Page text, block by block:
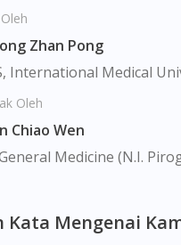
Macpherson,
Sembawang,
Upper East
Zhan Pong
International Medical
Oleh
Chiao Wen
Medicine (N.I.
Kata Mengenai